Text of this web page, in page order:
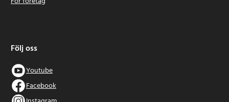
Följ oss
Youtube
Facebook